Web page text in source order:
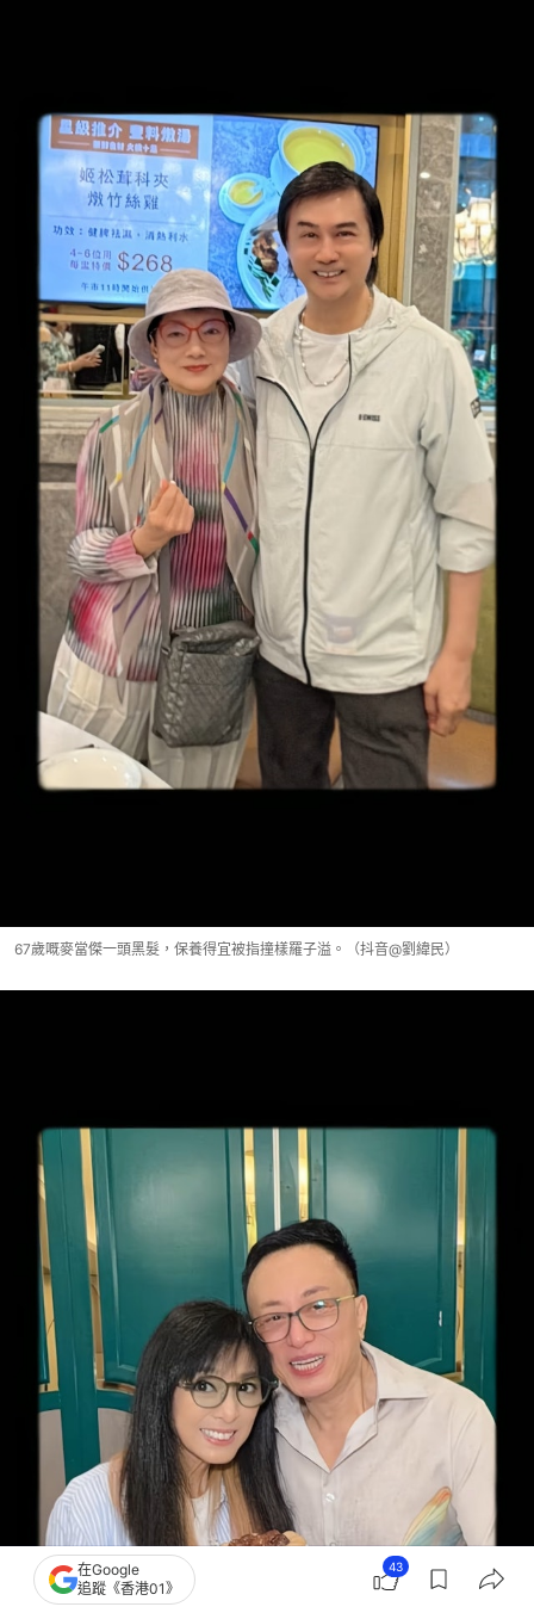
67歲嘅麥當傑一頭黑髮，保養得宜被指撞樣羅子溢。（抖音@劉緯民）
在Google
追蹤《香港01》
43